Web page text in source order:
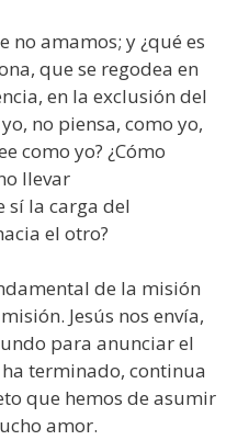
no amamos; y ¿qué es
que se regodea en
en la exclusión del
no piensa, como yo,
como yo? ¿Cómo
llevar
sí la carga del
el otro?
de la misión
Jesús nos envía,
para anunciar el
terminado, continua
que hemos de asumir
amor.